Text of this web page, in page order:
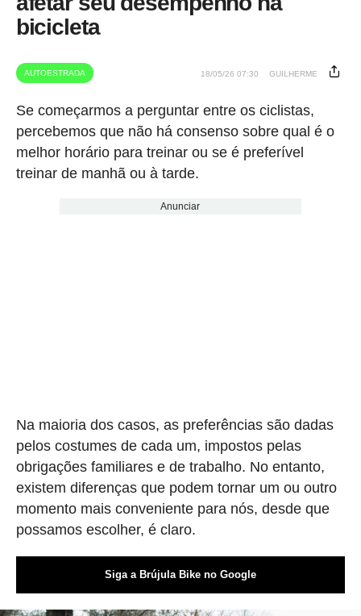
bicicleta
AUTOESTRADA 18/05/26 07:30 GUILHERME
Se começarmos a perguntar entre os ciclistas,
percebemos que não há consenso sobre qual é o
melhor horário para treinar ou se é preferível
treinar de manhã ou à tarde.
Anunciar
Na maioria dos casos, as preferências são dadas
pelos costumes de cada um, impostos pelas
obrigações familiares e de trabalho. No entanto,
existem diferenças que podem tornar um ou outro
momento mais conveniente para nós, desde que
possamos escolher, é claro.
Siga a Brújula Bike no Google